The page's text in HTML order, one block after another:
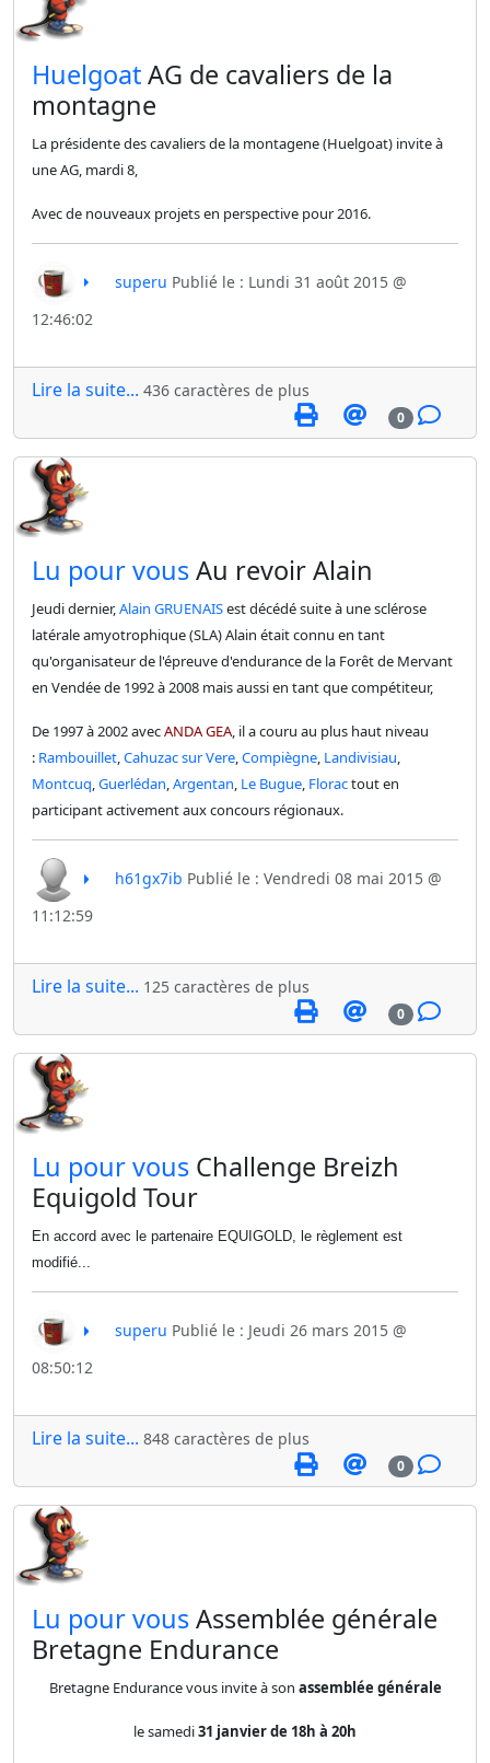
​HuelgoatAG de cavaliers de la
montagne
La présidente des cavaliers de la montagene (Huelgoat) invite à
une AG, mardi 8,
Avec de nouveaux projets en perspective pour 2016.
superu Publié le : Lundi 31 août 2015 @
12:46:02
Lire la suite... 436 caractères de plus
0
​Lu pour vousAu revoir Alain
Jeudi dernier,Alain GRUENAISest décédé suite à une sclérose
latérale amyotrophique (SLA) Alain était connu en tant
qu'organisateur de l'épreuve d'endurance de la Forêt de Mervant
en Vendée de 1992 à 2008 mais aussi en tant que compétiteur,
De 1997 à 2002 avecANDA GEA, il a couru au plus haut niveau
: Rambouillet,Cahuzac sur Vere,Compiègne, Landivisiau,
Montcuq,Guerlédan,Argentan, Le Bugue, Floractout en
participant activement aux concours régionaux.
h61gx7ib Publié le : Vendredi 08 mai 2015 @
11:12:59
Lire la suite... 125 caractères de plus
0
​Lu pour vous Challenge Breizh
Equigold Tour
En accord avec le partenaire EQUIGOLD, le règlement est
modifié...
superu Publié le : Jeudi 26 mars 2015 @
08:50:12
Lire la suite... 848 caractères de plus
0
​Lu pour vousAssemblée générale
Bretagne Endurance
Bretagne Endurance vous invite à son assemblée générale
le samedi31 janvier de 18h à 20h